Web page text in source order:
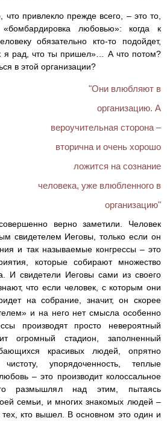
что привлекло прежде всего, – это то,
любовью»: когда к
обязательно кто-то подойдет,
я рад, что ты пришел»… А что потом?
в этой организации?
"Они влюбляют в
организацию. А
вероучительная сторона –
вторична и очень хорошо
ложится на сознание
человека, уже влюбленного в
организацию"
верно заметили. Человек
свидетелем Иеговы, только если он
и так называемые конгрессы – это
которые собирают множество
И свидетели Иеговы сами из своего
что если человек, с которым они
на собрание, значит, он скорее
и на него нет смысла особенно
производят просто невероятный
огромный стадион, заполненный
красивых людей, опрятно
упорядоченность, теплые
– это производит колоссальное
размышлял над этим, пытаясь
семьи, и многих знакомых людей –
тех, кто вышел. В основном это один и